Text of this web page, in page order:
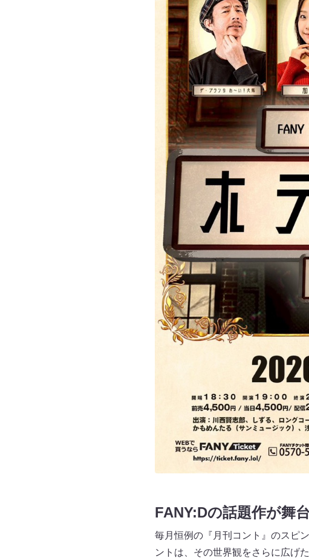
FANY:Dの話題作が舞
毎月恒例の『月刊コント』のスピ
ントは、その世界観をさらに広げ